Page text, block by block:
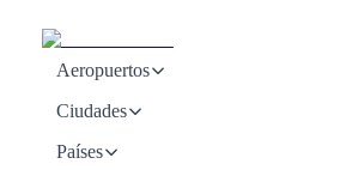
Aeropuertos
Ciudades
Países